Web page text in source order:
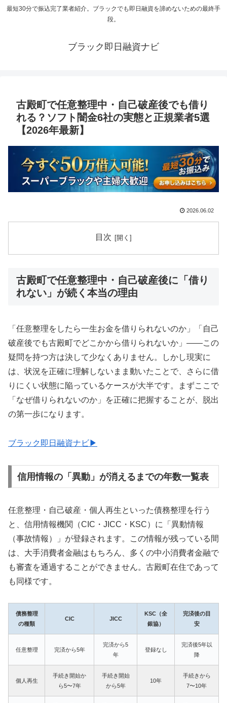
最短30分で振込完了業者紹介。ブラックでも即日融資を諦めないための最終手
段。
ブラック即日融資ナビ
古殿町で任意整理中・自己破産後でも借り
れる？ソフト闇金6社の実態と正規業者5選
【2026年最新】
2026.06.02
目次
古殿町で任意整理中・自己破産後に「借り
れない」が続く本当の理由
「任意整理をしたら一生お金を借りられないのか」「自己
破産後でも古殿町でどこかから借りられないか」——この
疑問を持つ方は決して少なくありません。しかし現実に
は、状況を正確に理解しないまま動いたことで、さらに借
りにくい状態に陥っているケースが大半です。まずここで
「なぜ借りられないのか」を正確に把握することが、脱出
の第一歩になります。
ブラック即日融資ナビ▶
信用情報の「異動」が消えるまでの年数一覧表
任意整理・自己破産・個人再生といった債務整理を行う
と、信用情報機関（CIC・JICC・KSC）に「異動情報
（事故情報）」が登録されます。この情報が残っている間
は、大手消費者金融はもちろん、多くの中小消費者金融で
も審査を通過することができません。古殿町在住であって
も同様です。
債務整理
の種類
CIC JICC
KSC（全
銀協）
完済後の目
安
任意整理 完済から5年
完済から5
年
登録なし
完済後5年以
降
個人再生
手続き開始か
ら5〜7年
手続き開始
から5年
10年
手続きから
7〜10年